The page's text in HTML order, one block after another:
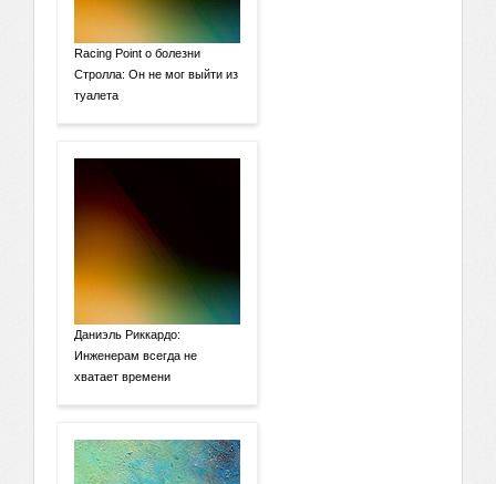
Racing Point о болезни
Стролла: Он не мог выйти из
туалета
Даниэль Риккардо:
Инженерам всегда не
хватает времени